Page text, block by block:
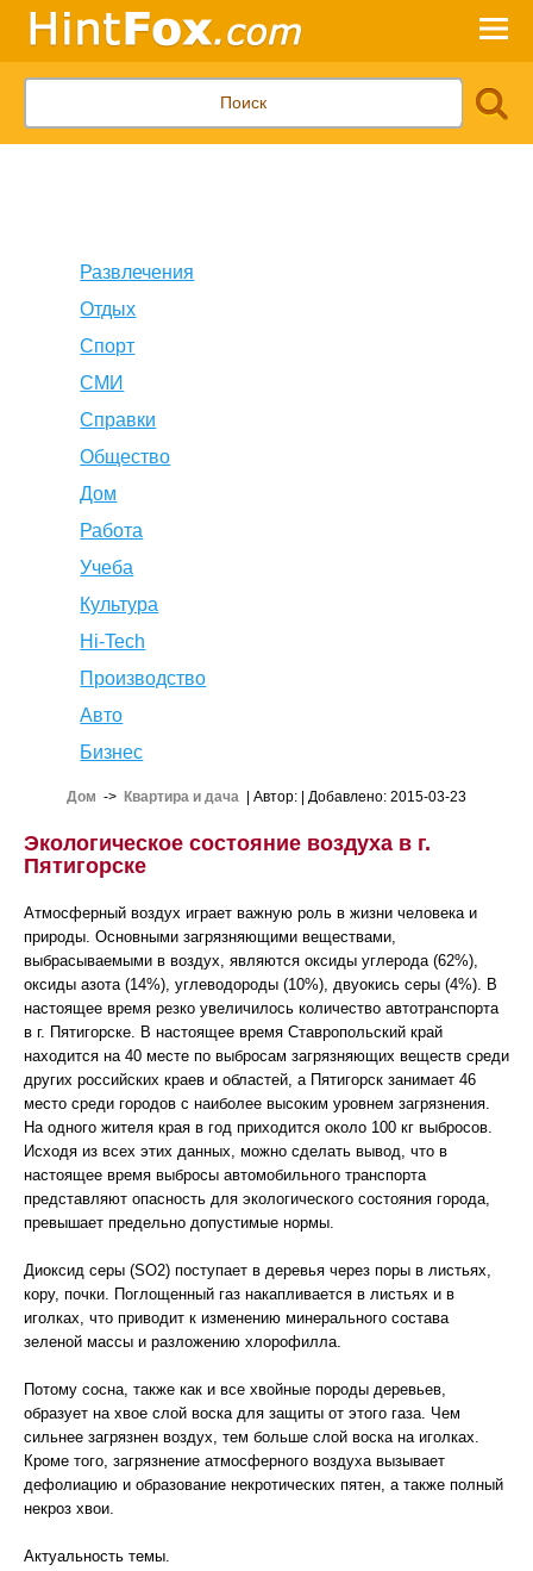
Развлечения
Отдых
Спорт
СМИ
Справки
Общество
Дом
Работа
Учеба
Культура
Hi-Tech
Производство
Авто
Бизнес
Дом -> Квартира и дача | Автор: | Добавлено: 2015-03-23
Экологическое состояние воздуха в г.
Пятигорске
Атмосферный воздух играет важную роль в жизни человека и
природы. Основными загрязняющими веществами,
выбрасываемыми в воздух, являются оксиды углерода (62%),
оксиды азота (14%), углеводороды (10%), двуокись серы (4%). В
настоящее время резко увеличилось количество автотранспорта
в г. Пятигорске. В настоящее время Ставропольский край
находится на 40 месте по выбросам загрязняющих веществ среди
других российских краев и областей, а Пятигорск занимает 46
место среди городов с наиболее высоким уровнем загрязнения.
На одного жителя края в год приходится около 100 кг выбросов.
Исходя из всех этих данных, можно сделать вывод, что в
настоящее время выбросы автомобильного транспорта
представляют опасность для экологического состояния города,
превышает предельно допустимые нормы.
Диоксид серы (SO2) поступает в деревья через поры в листьях,
кору, почки. Поглощенный газ накапливается в листьях и в
иголках, что приводит к изменению минерального состава
зеленой массы и разложению хлорофилла.
Потому сосна, также как и все хвойные породы деревьев,
образует на хвое слой воска для защиты от этого газа. Чем
сильнее загрязнен воздух, тем больше слой воска на иголках.
Кроме того, загрязнение атмосферного воздуха вызывает
дефолиацию и образование некротических пятен, а также полный
некроз хвои.
Актуальность темы.